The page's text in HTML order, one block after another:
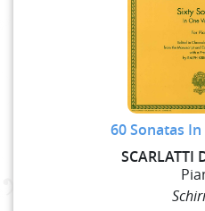
60 Sonatas
SCARLATTI